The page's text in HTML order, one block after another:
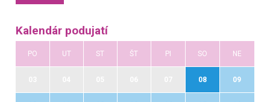
Kalendár podujatí
PO UT ST ŠT PI SO NE
08 09